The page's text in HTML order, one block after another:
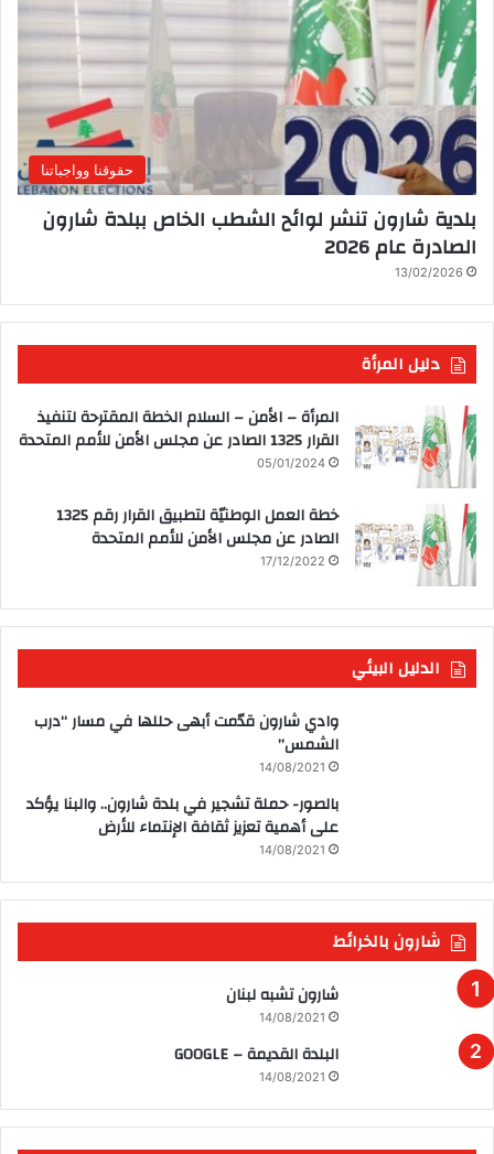
حقوقنا وواجباتنا
بلدية شارون تنشر لوائح الشطب الخاص ببلدة شارون
الصادرة عام 2026
13/02/2026
دليل المرأة
المرأة – الأمن – السلام الخطة المقترحة لتنفيذ
القرار 1325 الصادر عن مجلس الأمن للأمم المتحدة
05/01/2024
خطة العمل الوطنيّة لتطبيق القرار رقم 1325
الصادر عن مجلس الأمن للأمم المتحدة
17/12/2022
الدليل البيئي
وادي شارون قدّمت أبهى حللها في مسار “درب
الشمس”
14/08/2021
بالصور- حملة تشجير في بلدة شارون.. والبنا يؤكد
على أهمية تعزيز ثقافة الإنتماء للأرض
14/08/2021
شارون بالخرائط
شارون تشبه لبنان
14/08/2021
البلدة القديمة – GOOGLE
14/08/2021